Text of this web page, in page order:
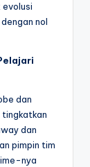
nol
dan
dan
pimpin tim
nya